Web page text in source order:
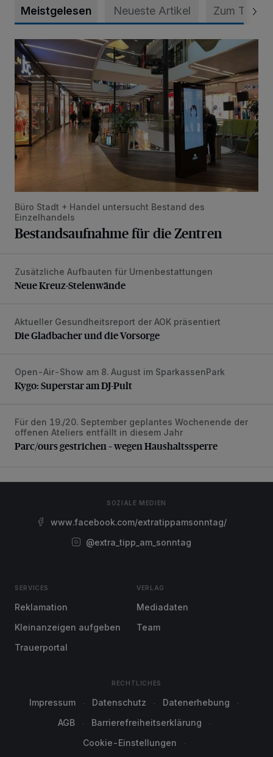
Meistgelesen Neueste Artikel Zum Thema
Bestandsaufnahme für die Zentren
Büro Stadt + Handel untersucht Bestand des
Einzelhandels
Bestandsaufnahme für die Zentren
Neue Kreuz-Stelenwände
Zusätzliche Aufbauten für Urnenbestattungen
Neue Kreuz-Stelenwände
Die Gladbacher und die Vorsorge
Aktueller Gesundheitsreport der AOK präsentiert
Die Gladbacher und die Vorsorge
Kygo: Superstar am DJ-Pult
Open-Air-Show am 8. August im SparkassenPark
Kygo: Superstar am DJ-Pult
Parc/ours gestrichen – wegen Haushaltssperre
Für den 19./20. September geplantes Wochenende der
offenen Ateliers entfällt in diesem Jahr
Parc/ours gestrichen – wegen Haushaltssperre
SOZIALE MEDIEN
www.facebook.com/extratippamsonntag/
@extra_tipp_am_sonntag
SERVICES
Reklamation
Kleinanzeigen aufgeben
Trauerportal
VERLAG
Mediadaten
Team
RECHTLICHES
Impressum Datenschutz
Datenerhebung
AGB
Barrierefreiheitserklärung
Cookie-Einstellungen